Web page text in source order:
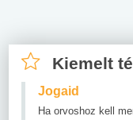
Kiemelt
Jogaid
Ha orvoshoz kell